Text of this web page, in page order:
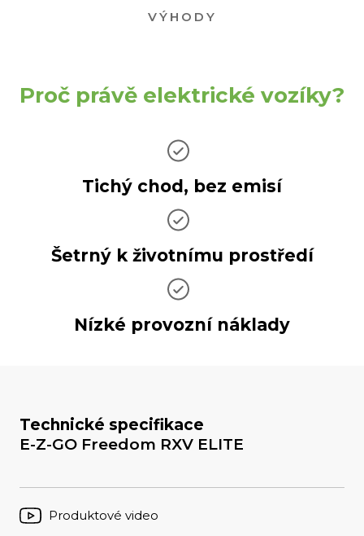
VÝHODY
Proč právě elektrické vozíky?
Tichý chod, bez emisí
Šetrný k životnímu prostředí
Nízké provozní náklady
Technické specifikace
E-Z-GO Freedom RXV ELITE
Produktové video